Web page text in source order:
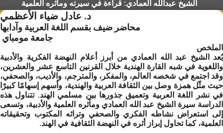
الشيخ عبدالله العمادي: قراءة في سيرته ومآثره العلمية
د. عادل ضياء الأعظمي
محاضر ضيف بقسم اللغة العربية وآدابها
جامعة مومباي
الملخص
يُعد الشيخ عبد الله العمادي من أبرز أعلام النهضة الفكرية والأدبية
واللغوية في شبه القارة الهندية خلال القرنين التاسع عشر والعشرين،
وقد اجتمع في شخصه العالم، والمفكر، والمترجم، والأديب، والصحفي،
حيث مثّل همزة وصل بين الثقافة العربية والهندية، وأسهم إسهامًا كبيرًا
في نشر اللغة العربية وتعميق جذورها بين مسلمي الهند. تتناول هذه
الدراسة سيرة الشيخ عبد الله العمادي ومآثره العلمية والأدبية، وتسعى
إلى استعراض نشاطه الفكري والصحفي وتراثه المكتوب وتحقيقاته
العلمية، كما تحاول إبراز أثره في النهضة الثقافية في الهند.